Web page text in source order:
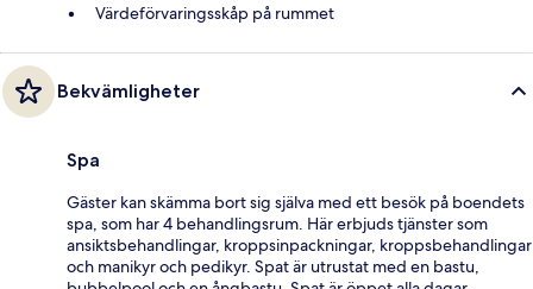
Värdeförvaringsskåp på rummet
Bekvämligheter
Spa
Gäster kan skämma bort sig själva med ett besök på boendets
spa, som har 4 behandlingsrum. Här erbjuds tjänster som
ansiktsbehandlingar, kroppsinpackningar, kroppsbehandlingar
och manikyr och pedikyr. Spat är utrustat med en bastu,